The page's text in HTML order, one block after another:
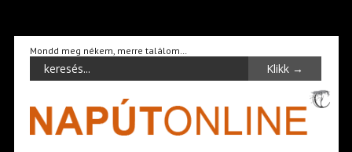
Mondd meg nékem, merre találom…